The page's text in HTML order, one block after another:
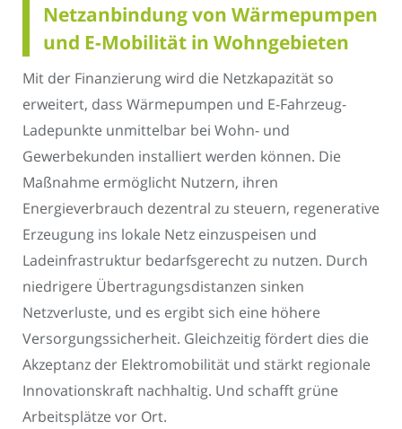
Netzanbindung von Wärmepumpen
und E-Mobilität in Wohngebieten
Mit der Finanzierung wird die Netzkapazität so
erweitert, dass Wärmepumpen und E-Fahrzeug-
Ladepunkte unmittelbar bei Wohn- und
Gewerbekunden installiert werden können. Die
Maßnahme ermöglicht Nutzern, ihren
Energieverbrauch dezentral zu steuern, regenerative
Erzeugung ins lokale Netz einzuspeisen und
Ladeinfrastruktur bedarfsgerecht zu nutzen. Durch
niedrigere Übertragungsdistanzen sinken
Netzverluste, und es ergibt sich eine höhere
Versorgungssicherheit. Gleichzeitig fördert dies die
Akzeptanz der Elektromobilität und stärkt regionale
Innovationskraft nachhaltig. Und schafft grüne
Arbeitsplätze vor Ort.